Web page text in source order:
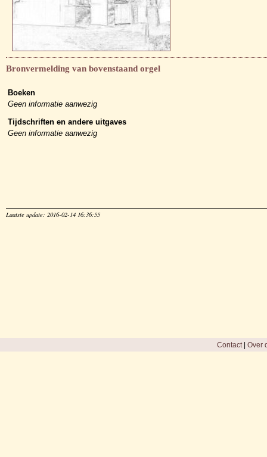
Bronvermelding van bovenstaand orgel
Boeken
Geen informatie aanwezig
Tijdschriften en andere uitgaves
Geen informatie aanwezig
Laatste update: 2016-02-14 16:36:55
Contact| Over